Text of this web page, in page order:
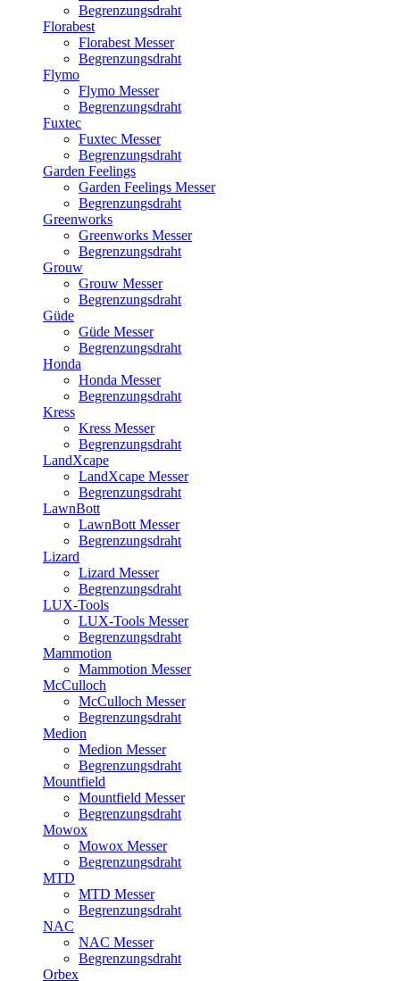
Begrenzungsdraht
Florabest
Florabest Messer
Begrenzungsdraht
Flymo
Flymo Messer
Begrenzungsdraht
Fuxtec
Fuxtec Messer
Begrenzungsdraht
Garden Feelings
Garden Feelings Messer
Begrenzungsdraht
Greenworks
Greenworks Messer
Begrenzungsdraht
Grouw
Grouw Messer
Begrenzungsdraht
Güde
Güde Messer
Begrenzungsdraht
Honda
Honda Messer
Begrenzungsdraht
Kress
Kress Messer
Begrenzungsdraht
LandXcape
LandXcape Messer
Begrenzungsdraht
LawnBott
LawnBott Messer
Begrenzungsdraht
Lizard
Lizard Messer
Begrenzungsdraht
LUX-Tools
LUX-Tools Messer
Begrenzungsdraht
Mammotion
Mammotion Messer
McCulloch
McCulloch Messer
Begrenzungsdraht
Medion
Medion Messer
Begrenzungsdraht
Mountfield
Mountfield Messer
Begrenzungsdraht
Mowox
Mowox Messer
Begrenzungsdraht
MTD
MTD Messer
Begrenzungsdraht
NAC
NAC Messer
Begrenzungsdraht
Orbex